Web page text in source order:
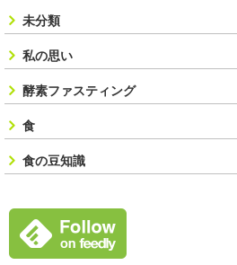
未分類
私の思い
酵素ファスティング
食
食の豆知識